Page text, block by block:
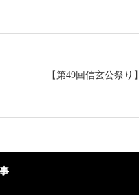
【第49回信玄公祭り】